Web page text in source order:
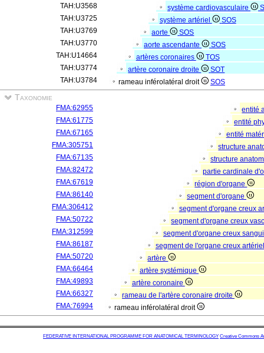
TAH:U3568
système cardiovasculaire
TAH:U3725
système artériel
SOS
TAH:U3769
aorte
SOS
TAH:U3770
aorte ascendante
SOS
TAH:U14664
artères coronaires
TOS
TAH:U3774
artère coronaire droite
SOT
TAH:U3784
rameau inférolatéral droit SOS
Taxonomie
FMA:62955
entité
FMA:61775
entité
FMA:67165
entité
FMA:305751
structure
FMA:67135
structure
FMA:82472
partie cardinale
FMA:67619
région d'organe
FMA:86140
segment d'organe
FMA:306412
segment d'organe creux
FMA:50722
segment d'organe creux
FMA:312599
segment d'organe creux
FMA:86187
segment de l'organe creux
FMA:50720
artère
FMA:66464
artère systémique
FMA:49893
artère coronaire
FMA:66327
rameau de l'artère coronaire droite
FMA:76994
rameau inférolatéral droit
FEDERATIVE INTERNATIONAL PROGRAMME FOR ANATOMICAL TERMINOLOGY Creative Commons